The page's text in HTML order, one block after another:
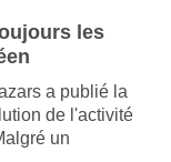
les
a publié la
de l'activité
un